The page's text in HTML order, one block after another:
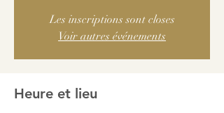
Les inscriptions sont closes
Voir autres événements
Heure et lieu